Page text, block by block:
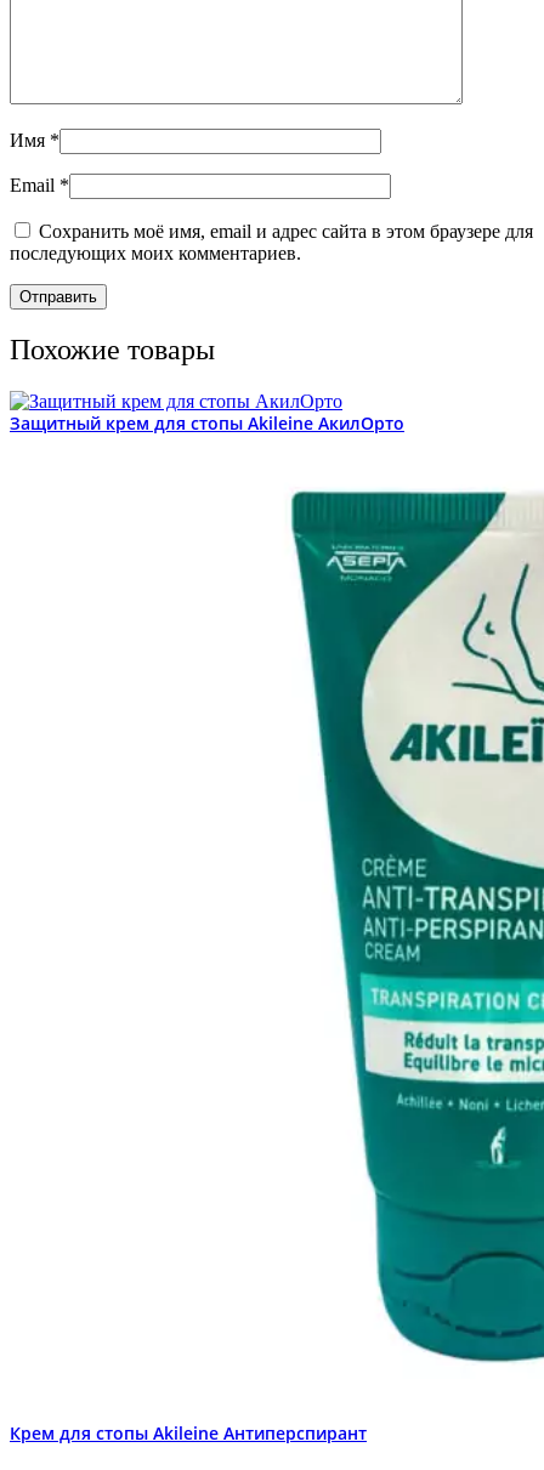
Имя *
Email *
Сохранить моё имя, email и адрес сайта в этом браузере для
последующих моих комментариев.
Похожие товары
Защитный крем для стопы Akileine АкилОрто
Крем для стопы Akileine Антиперспирант